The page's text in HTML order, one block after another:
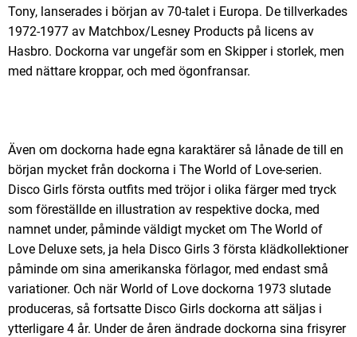
Tony, lanserades i början av 70-talet i Europa. De tillverkades
1972-1977 av Matchbox/Lesney Products på licens av
Hasbro. Dockorna var ungefär som en Skipper i storlek, men
med nättare kroppar, och med ögonfransar.
Även om dockorna hade egna karaktärer så lånade de till en
början mycket från dockorna i The World of Love-serien.
Disco Girls första outfits med tröjor i olika färger med tryck
som föreställde en illustration av respektive docka, med
namnet under, påminde väldigt mycket om The World of
Love Deluxe sets, ja hela Disco Girls 3 första klädkollektioner
påminde om sina amerikanska förlagor, med endast små
variationer. Och när World of Love dockorna 1973 slutade
produceras, så fortsatte Disco Girls dockorna att säljas i
ytterligare 4 år. Under de åren ändrade dockorna sina frisyrer